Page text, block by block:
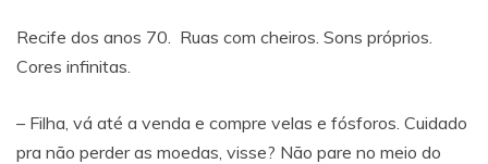
Recife dos anos 70. Ruas com cheiros. Sons próprios.
Cores infinitas.
– Filha, vá até a venda e compre velas e fósforos. Cuidado
pra não perder as moedas, visse? Não pare no meio do